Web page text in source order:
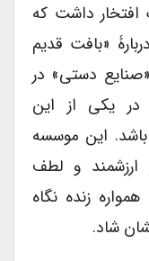
داشت که
«بافت‌ قدیم
دستی» در
یکی از این
این موسسه
و لطف
زنده نگاه
شاد.